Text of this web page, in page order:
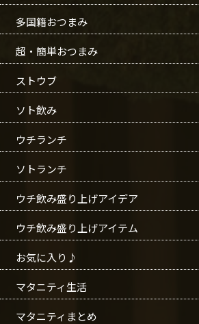
多国籍おつまみ
超・簡単おつまみ
ストウブ
ソト飲み
ウチランチ
ソトランチ
ウチ飲み盛り上げアイデア
ウチ飲み盛り上げアイテム
お気に入り♪
マタニティ生活
マタニティまとめ